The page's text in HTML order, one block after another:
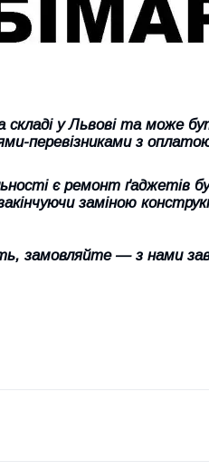
складі у Львові та може
перевізниками з
є ремонт ґаджетів
заміною
замовляйте — з нами